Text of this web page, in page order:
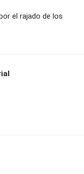
el rajado de los